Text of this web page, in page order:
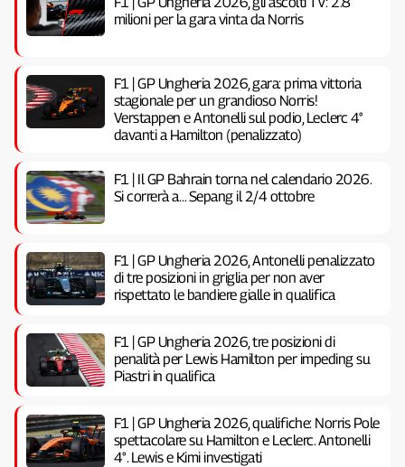
milioni per la gara vinta da Norris
F1 | GP Ungheria 2026, gara: prima vittoria
stagionale per un grandioso Norris!
Verstappen e Antonelli sul podio, Leclerc 4°
davanti a Hamilton (penalizzato)
F1 | Il GP Bahrain torna nel calendario 2026.
Si correrà a… Sepang il 2/4 ottobre
F1 | GP Ungheria 2026, Antonelli penalizzato
di tre posizioni in griglia per non aver
rispettato le bandiere gialle in qualifica
F1 | GP Ungheria 2026, tre posizioni di
penalità per Lewis Hamilton per impeding su
Piastri in qualifica
F1 | GP Ungheria 2026, qualifiche: Norris Pole
spettacolare su Hamilton e Leclerc. Antonelli
4°. Lewis e Kimi investigati